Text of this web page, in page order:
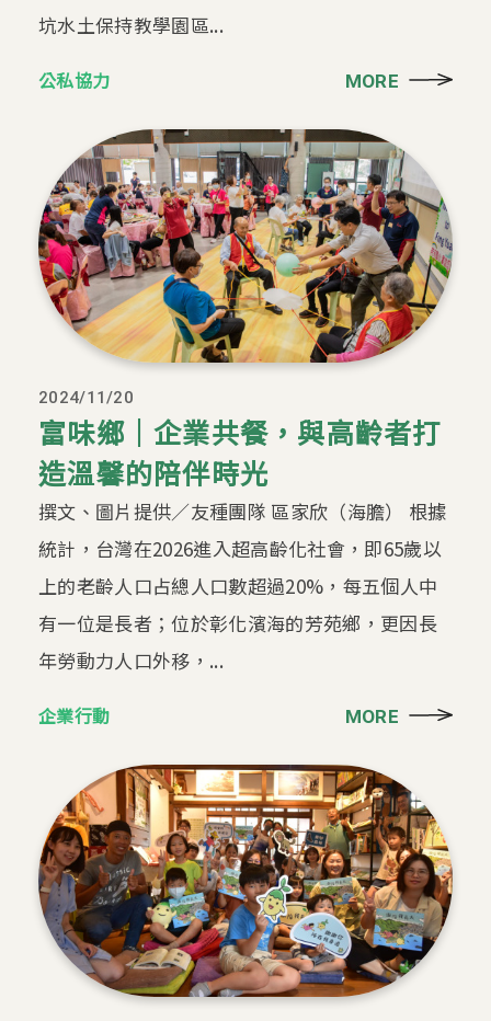
坑水土保持教學園區...
公私協力 MORE
2024/11/20
富味鄉｜企業共餐，與高齡者打
造溫馨的陪伴時光
撰文、圖片提供／友種團隊 區家欣（海膽） 根據
統計，台灣在2026進入超高齡化社會，即65歲以
上的老齡人口占總人口數超過20%，每五個人中
有一位是長者；位於彰化濱海的芳苑鄉，更因長
年勞動力人口外移，...
企業行動 MORE